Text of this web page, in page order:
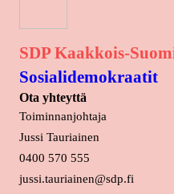
SDP Kaakkois-
Sosialidemokraatit
Ota yhteyttä
Toiminnanjohtaja
Jussi Tauriainen
0400 570 555
jussi.tauriainen@sdp.fi